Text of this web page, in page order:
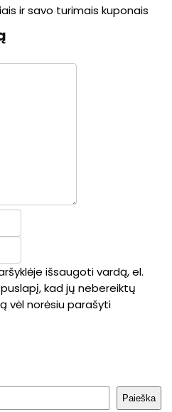
ir savo turimais kuponais
išsaugoti vardą, el.
kad jų nebereiktų
vėl norėsiu parašyti
Paieška